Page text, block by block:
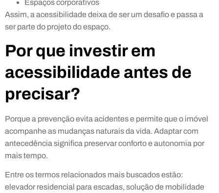
Espaços corporativos
Assim, a acessibilidade deixa de ser um desafio e passa a
ser parte do projeto do espaço.
Por que investir em
acessibilidade antes de
precisar?
Porque a prevenção evita acidentes e permite que o imóvel
acompanhe as mudanças naturais da vida. Adaptar com
antecedência significa preservar conforto e autonomia por
mais tempo.
Entre os termos relacionados mais buscados estão:
elevador residencial para escadas, solução de mobilidade